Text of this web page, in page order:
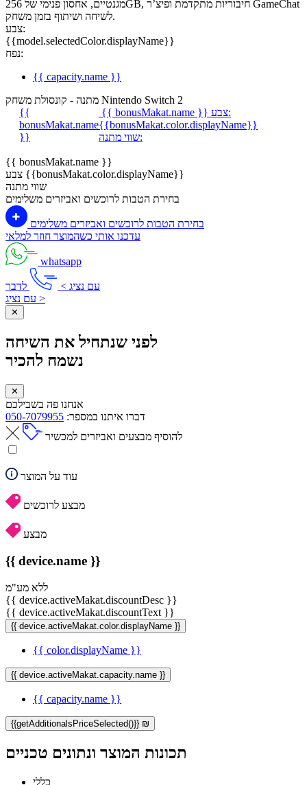
מגנטיים, אחסון פנימי של 256GB, חיבוריות מתקדמת ופיצ’ר GameChat
לשיחה ושיתוף בזמן משחק.
צבע:
{{model.selectedColor.displayName}}
נפח:
{{ capacity.name }}
מתנה - קונסולת משחק Nintendo Switch 2
{{
bonusMakat.name
}}
{{ bonusMakat.name }}
צבע:
{{bonusMakat.color.displayName}}
שווי מתנה:
{{ bonusMakat.name }}
צבע {{bonusMakat.color.displayName}}
שווי מתנה
בחירת הטבות לרוכשים ואביזרים משלימים
בחירת הטבות לרוכשים ואביזרים משלימים
עדכנו אותי כשהמוצר חוזר למלאי
whatsapp
עם נציג >
לדבר
עם נציג >
✕
לפני שנתחיל את השיחה
נשמח להכיר
✕
אנחנו פה בשבילכם
דברו איתנו במספר: 050-7079955
להוסיף מבצעים ואביזרים למכשיר
עוד על המוצר
מבצע לרוכשים
מבצע
{{ device.name }}
ללא מע"מ
{{ device.activeMakat.discountDesc }}
{{ device.activeMakat.discountText }}
{{ device.activeMakat.color.displayName }}
{{ color.displayName }}
{{ device.activeMakat.capacity.name }}
{{ capacity.name }}
{{getAdditionalsPriceSelected()}} ₪
תכונות המוצר ונתונים טכניים
כללי